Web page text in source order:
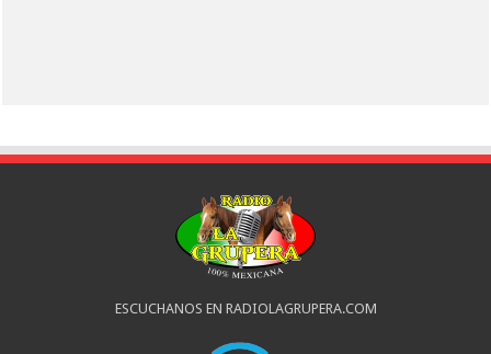
ESCUCHANOS EN RADIOLAGRUPERA.COM